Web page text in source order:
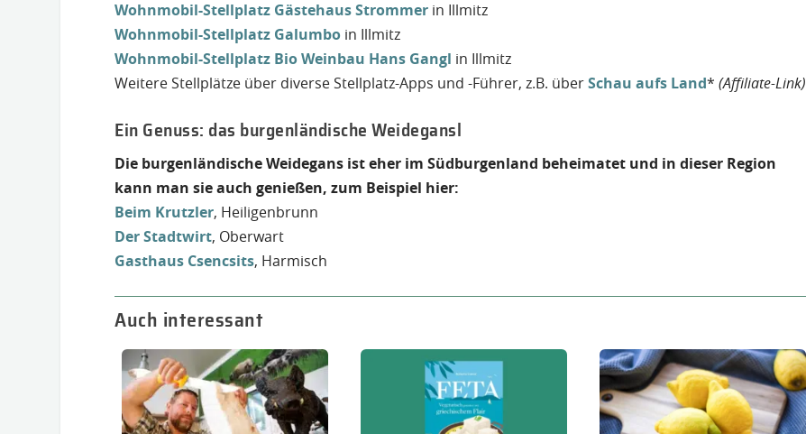
Wohnmobil-Stellplatz Gästehaus Strommer in Illmitz
Wohnmobil-Stellplatz Galumbo in Illmitz
Wohnmobil-Stellplatz Bio Weinbau Hans Gangl in Illmitz
Weitere Stellplätze über diverse Stellplatz-Apps und -Führer, z.B. überSchau aufs Land*(Affiliate-Link)
Ein Genuss: das burgenländische Weidegansl
Die burgenländische Weidegans ist eher im Südburgenland beheimatet und in dieser Region
kann man sie auch genießen, zum Beispiel hier:
Beim Krutzler, Heiligenbrunn
Der Stadtwirt, Oberwart
Gasthaus Csencsits, Harmisch
Auch interessant